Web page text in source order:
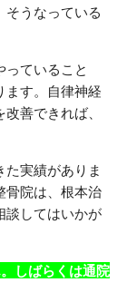
そうなっている
ていること
ます。自律神経
善できれば、
実績がありま
骨院は、根本治
談してはいかが
しばらくは通院